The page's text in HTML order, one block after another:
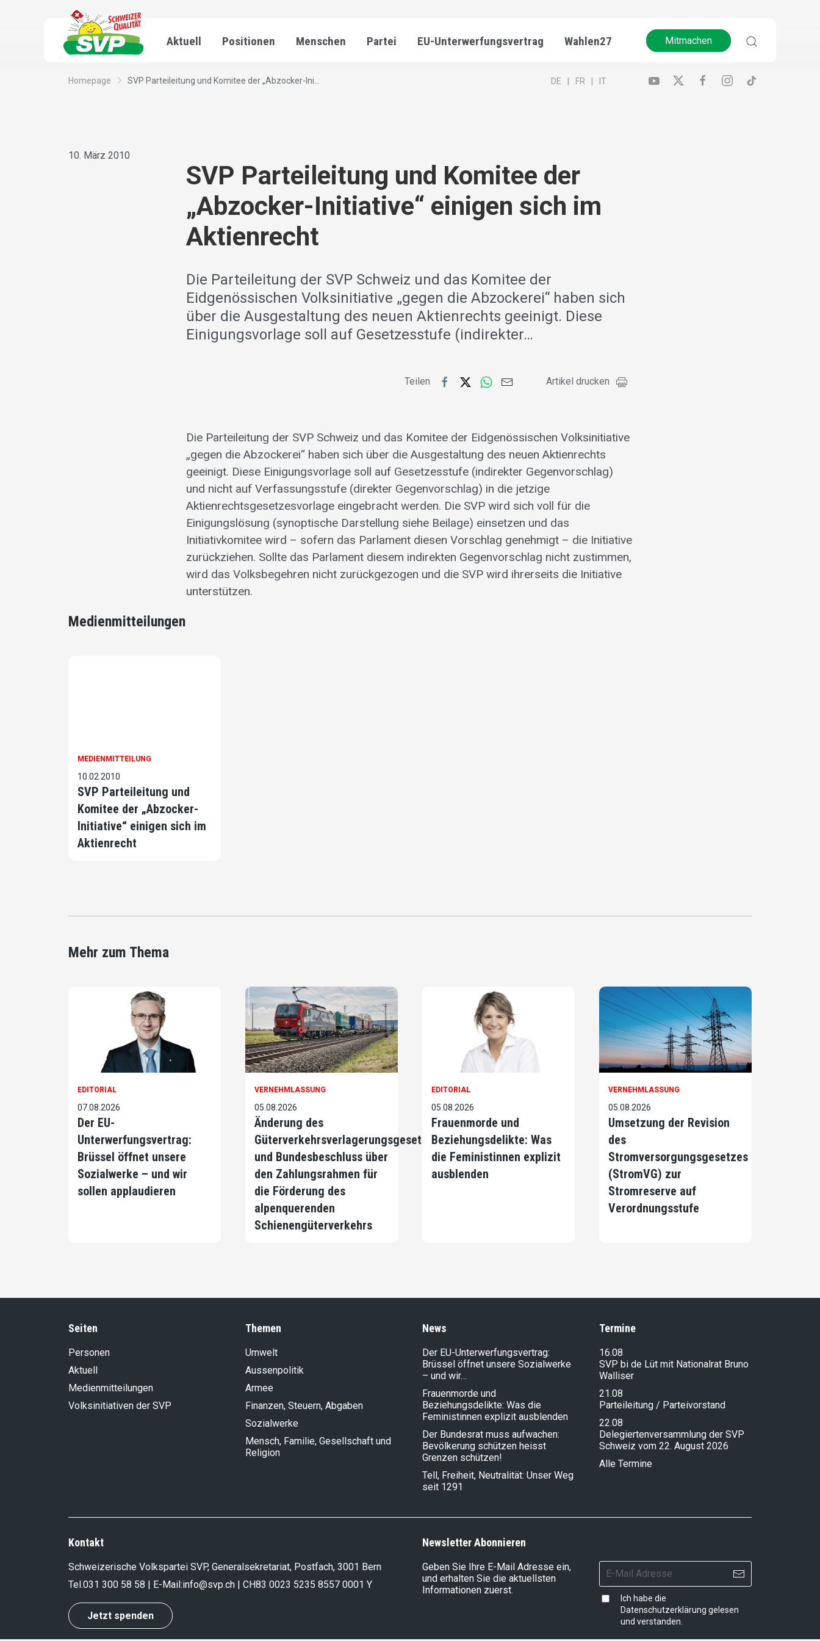
Aktuell Positionen Menschen Partei EU-Unterwerfungsvertrag Wahlen27 Mitmachen
Homepage SVP Parteileitung und Komitee der „Abzocker-Ini... DE FR IT
10. März 2010
SVP Parteileitung und Komitee der
„Abzocker-Initiative“ einigen sich im
Aktienrecht
Die Parteileitung der SVP Schweiz und das Komitee der
Eidgenössischen Volksinitiative „gegen die Abzockerei“ haben sich
über die Ausgestaltung des neuen Aktienrechts geeinigt. Diese
Einigungsvorlage soll auf Gesetzesstufe (indirekter…
Teilen Artikel drucken
Die Parteileitung der SVP Schweiz und das Komitee der Eidgenössischen Volksinitiative
„gegen die Abzockerei“ haben sich über die Ausgestaltung des neuen Aktienrechts
geeinigt. Diese Einigungsvorlage soll auf Gesetzesstufe (indirekter Gegenvorschlag)
und nicht auf Verfassungsstufe (direkter Gegenvorschlag) in die jetzige
Aktienrechtsgesetzesvorlage eingebracht werden. Die SVP wird sich voll für die
Einigungslösung (synoptische Darstellung siehe Beilage) einsetzen und das
Initiativkomitee wird – sofern das Parlament diesen Vorschlag genehmigt – die Initiative
zurückziehen. Sollte das Parlament diesem indirekten Gegenvorschlag nicht zustimmen,
wird das Volksbegehren nicht zurückgezogen und die SVP wird ihrerseits die Initiative
unterstützen.
Medienmitteilungen
MEDIENMITTEILUNG
10.02.2010
SVP Parteileitung und
Komitee der „Abzocker-
Initiative“ einigen sich im
Aktienrecht
Mehr zum Thema
EDITORIAL
07.08.2026
Der EU-
Unterwerfungsvertrag:
Brüssel öffnet unsere
Sozialwerke – und wir
sollen applaudieren
VERNEHMLASSUNG
05.08.2026
Änderung des
Güterverkehrsverlagerungsgesetzes
und Bundesbeschluss über
den Zahlungsrahmen für
die Förderung des
alpenquerenden
Schienengüterverkehrs
EDITORIAL
05.08.2026
Frauenmorde und
Beziehungsdelikte: Was
die Feministinnen explizit
ausblenden
VERNEHMLASSUNG
05.08.2026
Umsetzung der Revision
des
Stromversorgungsgesetzes
(StromVG) zur
Stromreserve auf
Verordnungsstufe
Seiten
Personen
Aktuell
Medienmitteilungen
Volksinitiativen der SVP
Themen
Umwelt
Aussenpolitik
Armee
Finanzen, Steuern, Abgaben
Sozialwerke
Mensch, Familie, Gesellschaft und
Religion
News
Der EU-Unterwerfungsvertrag:
Brüssel öffnet unsere Sozialwerke
– und wir…
Frauenmorde und
Beziehungsdelikte: Was die
Feministinnen explizit ausblenden
Der Bundesrat muss aufwachen:
Bevölkerung schützen heisst
Grenzen schützen!
Tell, Freiheit, Neutralität: Unser Weg
seit 1291
Termine
16.08
SVP bi de Lüt mit Nationalrat Bruno
Walliser
21.08
Parteileitung / Parteivorstand
22.08
Delegiertenversammlung der SVP
Schweiz vom 22. August 2026
Alle Termine
Kontakt
Schweizerische Volkspartei SVP, Generalsekretariat, Postfach, 3001 Bern
Tel.031 300 58 58 | E-Mail:info@svp.ch | CH83 0023 5235 8557 0001 Y
Jetzt spenden
Newsletter Abonnieren
Geben Sie Ihre E-Mail Adresse ein,
und erhalten Sie die aktuellsten
Informationen zuerst.
Ich habe die
Datenschutzerklärung gelesen
und verstanden.